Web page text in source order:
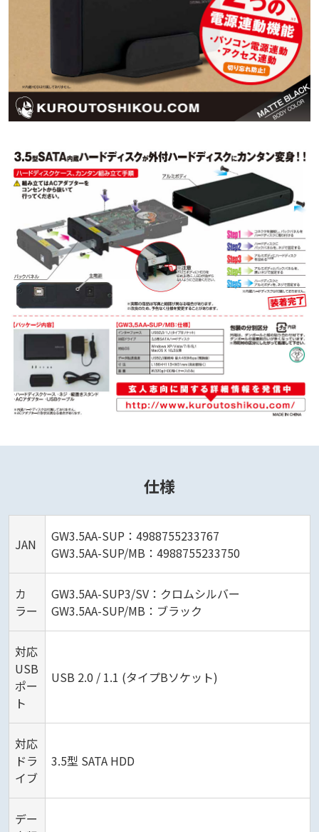
仕様
JAN
GW3.5AA-SUP：4988755233767
GW3.5AA-SUP/MB：4988755233750
カ
ラー
GW3.5AA-SUP3/SV：クロムシルバー
GW3.5AA-SUP/MB：ブラック
対応
USB
ポー
ト
USB 2.0 / 1.1 (タイプBソケット)
対応
ドラ
イブ
3.5型 SATA HDD
デー